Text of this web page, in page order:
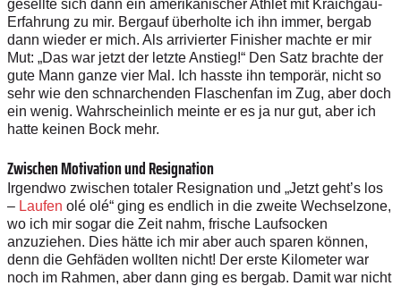
gesellte sich dann ein amerikanischer Athlet mit Kraichgau-
Erfahrung zu mir. Bergauf überholte ich ihn immer, bergab
dann wieder er mich. Als arrivierter Finisher machte er mir
Mut: „Das war jetzt der letzte Anstieg!“ Den Satz brachte der
gute Mann ganze vier Mal. Ich hasste ihn temporär, nicht so
sehr wie den schnarchenden Flaschenfan im Zug, aber doch
ein wenig. Wahrscheinlich meinte er es ja nur gut, aber ich
hatte keinen Bock mehr.
Zwischen Motivation und Resignation
Irgendwo zwischen totaler Resignation und „Jetzt geht’s los
– Laufen olé olé“ ging es endlich in die zweite Wechselzone,
wo ich mir sogar die Zeit nahm, frische Laufsocken
anzuziehen. Dies hätte ich mir aber auch sparen können,
denn die Gehfäden wollten nicht! Der erste Kilometer war
noch im Rahmen, aber dann ging es bergab. Damit war nicht